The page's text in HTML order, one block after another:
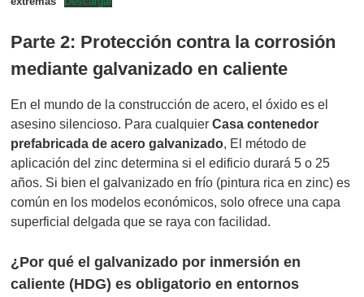
Parte 2: Protección contra la corrosión
mediante galvanizado en caliente
En el mundo de la construcción de acero, el óxido es el
asesino silencioso. Para cualquierCasa contenedor
prefabricada de acero galvanizado, El método de
aplicación del zinc determina si el edificio durará 5 o 25
años. Si bien el galvanizado en frío (pintura rica en zinc) es
común en los modelos económicos, solo ofrece una capa
superficial delgada que se raya con facilidad.
¿Por qué el galvanizado por inmersión en
caliente (HDG) es obligatorio en entornos